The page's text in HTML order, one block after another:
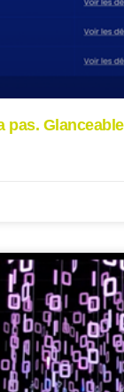
pas.